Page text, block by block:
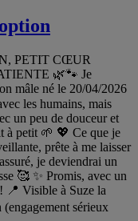
PETIT CŒUR
🌿🐾 Je
mâle né le 20/04/2026
les humains, mais
un peu de douceur et
à petit 🌱 💖 Ce que je
prête à me laisser
je deviendrai un
🥰 ✨ Promis, avec un
📍 Visible à Suze la
sérieux